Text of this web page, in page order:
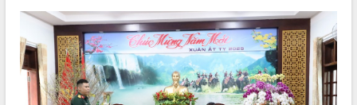
Thường trực HĐND tỉnh Đắk Lắk gặp
mặt Đoàn chuyên gia y tế TP. Hồ Chí
Minh
Lễ truy điệu và an táng hài cốt liệt sĩ
tại Nghĩa trang Liệt sĩ xã Sơn Hòa
THỐNG KÊ TRUY CẬP
Hôm nay: 12756